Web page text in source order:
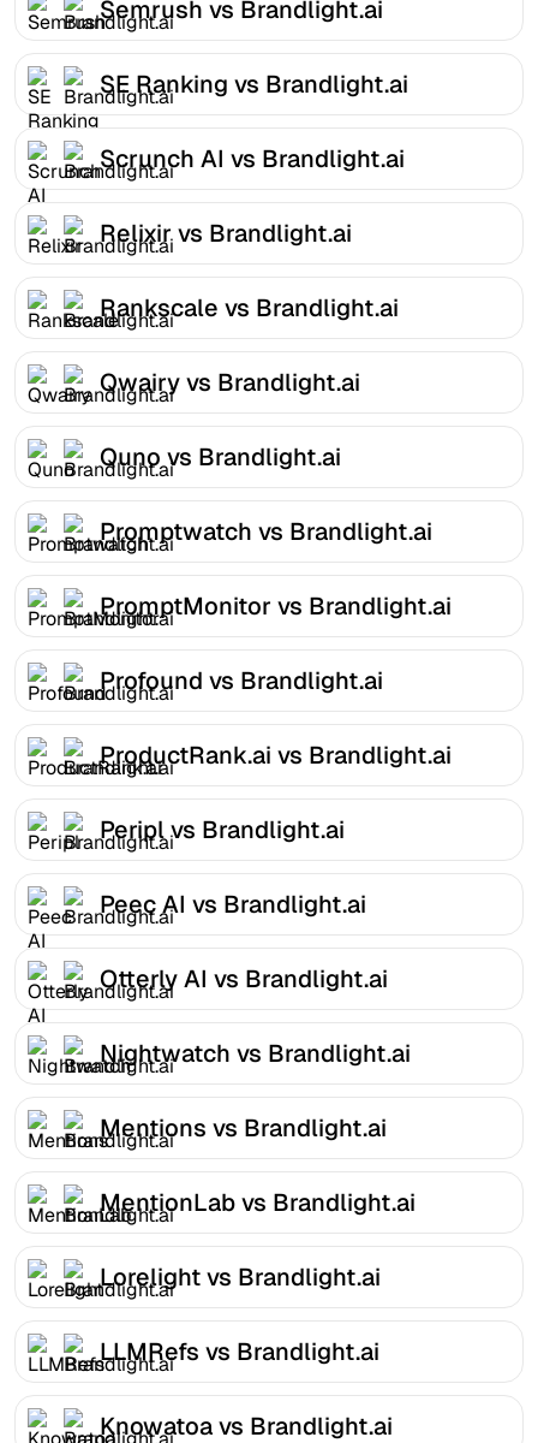
Semrush vs Brandlight.ai
SE Ranking vs Brandlight.ai
Scrunch AI vs Brandlight.ai
Relixir vs Brandlight.ai
Rankscale vs Brandlight.ai
Qwairy vs Brandlight.ai
Quno vs Brandlight.ai
Promptwatch vs Brandlight.ai
PromptMonitor vs Brandlight.ai
Profound vs Brandlight.ai
ProductRank.ai vs Brandlight.ai
Peripl vs Brandlight.ai
Peec AI vs Brandlight.ai
Otterly AI vs Brandlight.ai
Nightwatch vs Brandlight.ai
Mentions vs Brandlight.ai
MentionLab vs Brandlight.ai
Lorelight vs Brandlight.ai
LLMRefs vs Brandlight.ai
Knowatoa vs Brandlight.ai